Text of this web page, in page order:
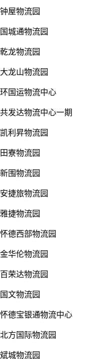
钟屋物流园
国城通物流园
乾龙物流园
大龙山物流园
环国运物流中心
共发达物流中心一期
凯利昇物流园
田寮物流园
新围物流园
安捷旅物流园
雅捷物流园
怀德西部物流园
金华伦物流园
百荣达物流园
国文物流园
怀德宝银通物流中心
北方国际物流园
斌城物流园